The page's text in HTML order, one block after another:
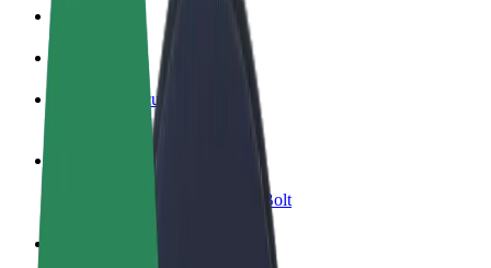
Preguntas frecuentes
Gana dinero colaborando con Bolt